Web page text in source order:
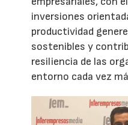
inversiones
productividad
sostenibles y
resiliencia de las
entorno cada vez